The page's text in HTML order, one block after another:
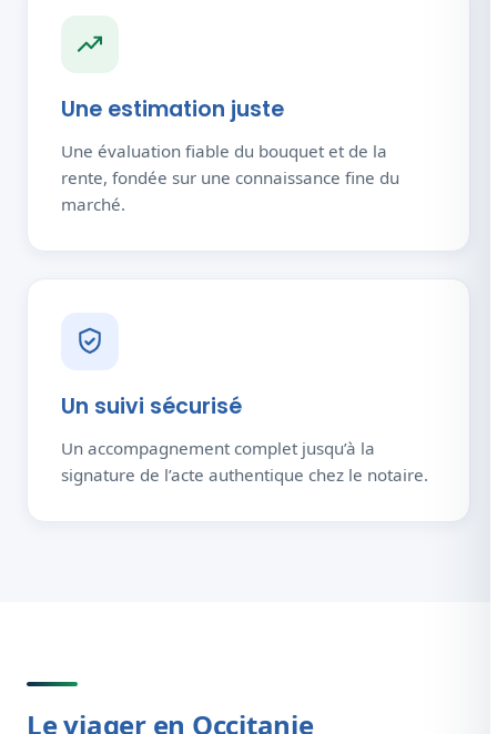
Une estimation juste
Une évaluation fiable du bouquet et de la
rente, fondée sur une connaissance fine du
marché.
Un suivi sécurisé
Un accompagnement complet jusqu’à la
signature de l’acte authentique chez le notaire.
Le viager en Occitanie